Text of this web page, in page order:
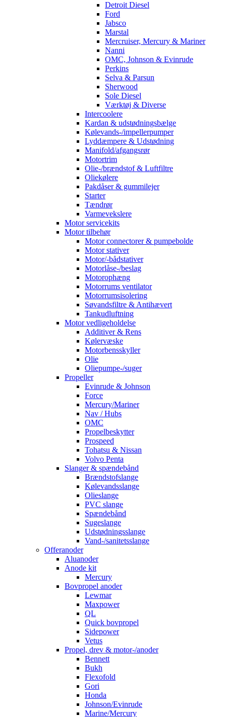
Detroit Diesel
Ford
Jabsco
Marstal
Mercruiser, Mercury & Mariner
Nanni
OMC, Johnson & Evinrude
Perkins
Selva & Parsun
Sherwood
Sole Diesel
Værktøj & Diverse
Intercoolere
Kardan & udstødningsbælge
Kølevands-/impellerpumper
Lyddæmpere & Udstødning
Manifold/afgangsrør
Motortrim
Olie-/brændstof & Luftfiltre
Oliekølere
Pakdåser & gummilejer
Starter
Tændrør
Varmevekslere
Motor servicekits
Motor tilbehør
Motor connectorer & pumpebolde
Motor stativer
Motor/-bådstativer
Motorlåse-/beslag
Motorophæng
Motorrums ventilator
Motorrumsisolering
Søvandsfiltre & Antihævert
Tankudluftning
Motor vedligeholdelse
Additiver & Rens
Kølervæske
Motorbensskyller
Olie
Oliepumpe-/suger
Propeller
Evinrude & Johnson
Force
Mercury/Mariner
Nav / Hubs
OMC
Propelbeskytter
Prospeed
Tohatsu & Nissan
Volvo Penta
Slanger & spændebånd
Brændstofslange
Kølevandsslange
Olieslange
PVC slange
Spændebånd
Sugeslange
Udstødningsslange
Vand-/sanitetsslange
Offeranoder
Aluanoder
Anode kit
Mercury
Bovpropel anoder
Lewmar
Maxpower
QL
Quick bovpropel
Sidepower
Vetus
Propel, drev & motor-/anoder
Bennett
Bukh
Flexofold
Gori
Honda
Johnson/Evinrude
Marine/Mercury